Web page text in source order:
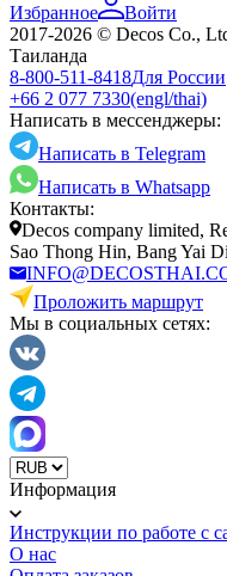
Избранное
Войти
2017-2026 © Decos Co.,
Таиланда
8-800-511-8418Для России
+66 2 077 7330(engl/thai)
Написать в мессенджеры:
Написать в Telegram
Написать в Whatsapp
Контакты:
Decos company limited,
Sao Thong Hin, Bang Yai
Проложить маршрут
Мы в социальных сетях:
Информация
Инструкции по работе с
О нас